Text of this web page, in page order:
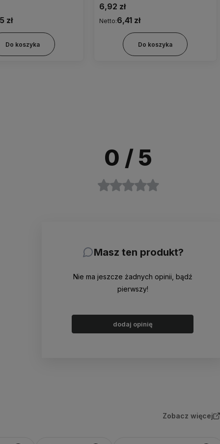
zł
Do koszyka
zatrzaskiem obj.wypelniania
mikr ( hydrofobowy i
przeciwbakteryjny) zielony
6,92 zł
Netto:6,41 zł
Do koszyka
0 / 5
Masz ten produkt?
Nie ma jeszcze żadnych opinii, bądź
pierwszy!
dodaj opinię
Zobacz więcej